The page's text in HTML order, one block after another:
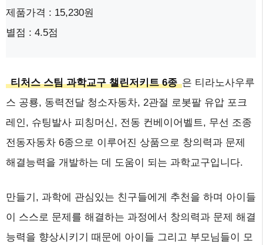
제품가격 : 15,230원
별점 : 4.5점
티처스 스팀 과학교구 챌린저키트 6종 은 티라노사우루
스 공룡, 동력전달 청소자동차, 2관절 로봇팔 유압 포크
레인, 슈팅발사 피칭머신, 전동 컨베이어벨트, 무선 조종
전동자동차 6종으로 이루어진 상품으로 창의력과 문제
해결능력을 개발하는 데 도움이 되는 과학교구입니다.
만들기, 과학에 관심있는 친구들에게 추천을 하며 아이들
이 스스로 문제를 해결하는 과정에서 창의력과 문제 해결
능력을 향상시키기 때문에 아이들 그리고 부모님들이 모